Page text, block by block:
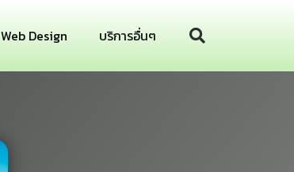
Web Design บริการอื่นๆ